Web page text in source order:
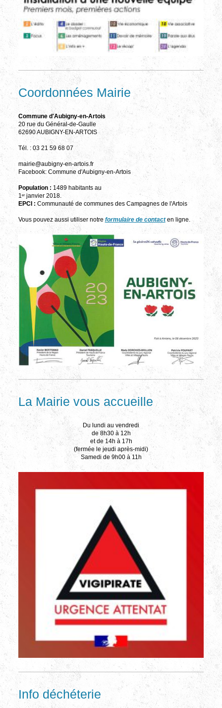
Coordonnées Mairie
Commune d'Aubigny-en-Artois
20 rue du Général-de-Gaulle
62690 AUBIGNY-EN-ARTOIS
Tél. : 03 21 59 68 07
mairie@aubigny-en-artois.fr
Facebook: Commune d'Aubigny-en-Artois
Population : 1489 habitants au
1 erjanvier 2018.
EPCI : Communauté de communes des Campagnes de l'Artois
Vous pouvez aussi utiliser notre formulaire de contact en ligne.
La Mairie vous accueille
Du lundi au vendredi
de 8h30 à 12h
et de 14h à 17h
(fermée le jeudi après-midi)
Samedi de 9h00 à 11h
Info déchéterie